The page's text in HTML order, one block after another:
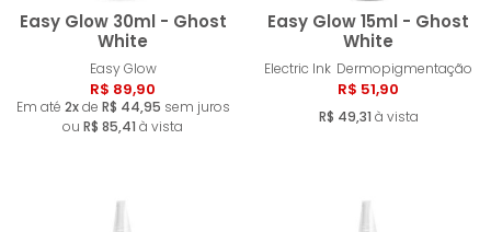
Easy Glow 30ml - Ghost
White
Easy Glow
R$ 89,90
Em até 2xde R$ 44,95 sem juros
ou R$ 85,41 à vista
Comprar
Easy Glow 15ml - Ghost
White
Electric Ink Dermopigmentação
R$ 51,90
R$ 49,31 à vista